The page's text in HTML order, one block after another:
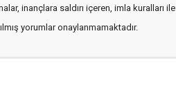
inançlara saldırı içeren, imla kuralları ile
yorumlar onaylanmamaktadır.